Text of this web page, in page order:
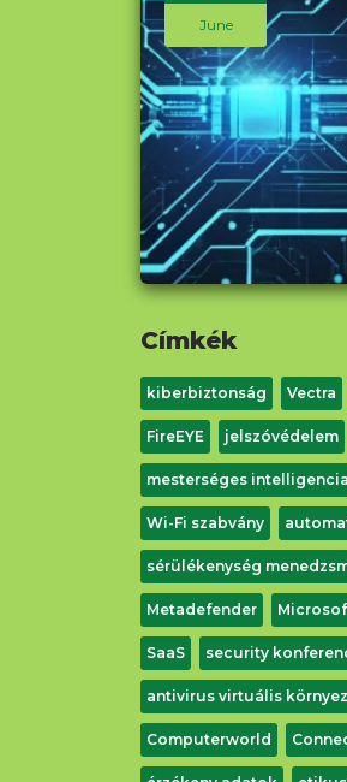
June
Címkék
kiberbiztonság Vectra
FireEYE jelszóvédelem
mesterséges intelligencia
Wi-Fi szabvány
sérülékenység
Metadefender
SaaS security
antivirus virtuális
Computerworld